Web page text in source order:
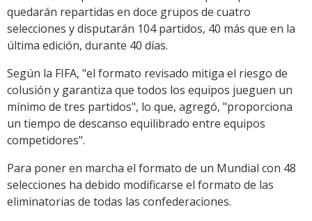
quedarán repartidas en doce grupos de cuatro
selecciones y disputarán 104 partidos, 40 más que en la
última edición, durante 40 días.
Según la FIFA, "el formato revisado mitiga el riesgo de
colusión y garantiza que todos los equipos jueguen un
mínimo de tres partidos", lo que, agregó, "proporciona
un tiempo de descanso equilibrado entre equipos
competidores".
Para poner en marcha el formato de un Mundial con 48
selecciones ha debido modificarse el formato de las
eliminatorias de todas las confederaciones.